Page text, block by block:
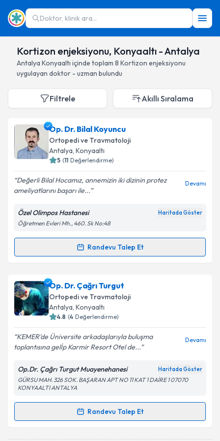
Doktor, klinik ara...
Kortizon enjeksiyonu, Konyaaltı - Antalya
Antalya Konyaaltı içinde toplam 8 Kortizon enjeksiyonu
uygulayan doktor - uzman bulundu
Filtrele Akıllı Sıralama
Op. Dr. Bilal Koyuncu
Ortopedi ve Travmatoloji
Antalya, Konyaaltı
5 (11 Değerlendirme)
Değerli Bilal Hocamız, annemizin iki dizinin protez
ameliyatlarını başarı ile...
Devamı
Özel Olimpos Hastanesi Haritada Göster
Öğretmen Evleri Mh., 460. Sk No:48
Randevu Talep Et
Randevu Takvimi Talebi
Op. Dr. Bilal Koyuncuiçin randevu takvimi talebi
oluşturun. Size bu uzmandan randevu almanız için bir
takvim hazırlandığında e-posta ile bilgilendireceğiz.
Kişisel verilerimin işlenmesine ilişkin
Aydınlatma
Metni'ni okudum ve kişisel verilerimin belirtilen
kapsamda işlenmesini kabul ediyorum.
Takvim Talebini Gönder
Op. Dr. Çağrı Turgut
Ortopedi ve Travmatoloji
Antalya, Konyaaltı
4.8 (4 Değerlendirme)
KEMER'de Üniversite arkadaşlarıyla buluşma
toplantısına gelİp Karmir Resort Otel de...
Devamı
Op.Dr. Çağrı Turgut Muayenehanesi Haritada Göster
GÜRSU MAH. 326 SOK. BAŞARAN APT NO 11 KAT 1 DAİRE 1 07070
KONYAALTI ANTALYA
Randevu Talep Et
Randevu Takvimi Talebi